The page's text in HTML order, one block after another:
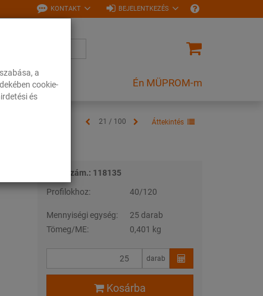
a
cookie-
és
KONTAKT BEJELENTKEZÉS
Én MÜPROM-m
21 / 100 Áttekintés
Tételszám.: 118135
Profilokhoz:
40/120
Mennyiségi egység:
25 darab
Tömeg/ME:
0,401 kg
darab
Kosárba